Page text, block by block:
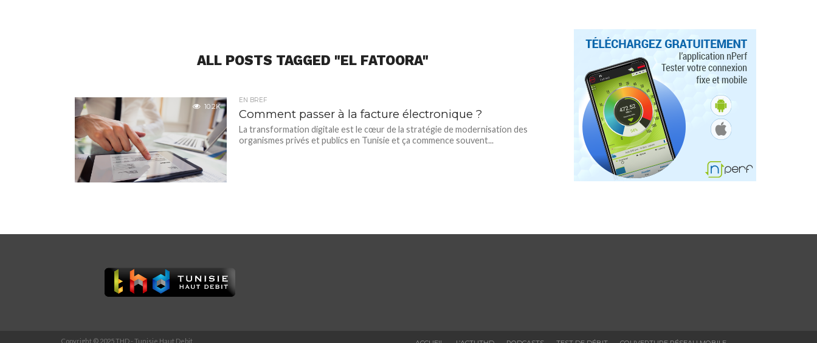
ALL POSTS TAGGED "EL FATOORA"
10.2K
EN BREF
Comment passer à la facture électronique ?
La transformation digitale est le cœur de la stratégie de modernisation des
organismes privés et publics en Tunisie et ça commence souvent...
Copyright © 2025 THD - Tunisie Haut Debit.